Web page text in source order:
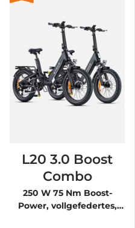
L20 3.0 Boost
Combo
250 W 75 Nm Boost-
Power, vollgefedertes,